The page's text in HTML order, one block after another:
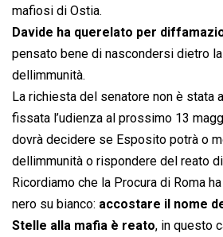
mafiosi di Ostia.
Davide ha querelato per
pensato bene di nascondersi dietro
dellimmunità.
La richiesta del senatore non è stata
fissata l’udienza al prossimo 13
dovrà decidere se Esposito potrà o
dellimmunità o rispondere del reato
Ricordiamo che la Procura di Roma
nero su bianco: accostare il nome
Stelle alla mafia è reato, in questo